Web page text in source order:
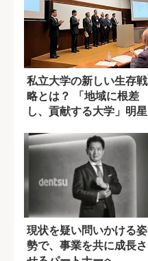
私立大学の新しい生存戦
略とは？ 「地域に根差
し、貢献する大学」明星
現状を疑い問いかける姿
勢で、事業を共に成長さ